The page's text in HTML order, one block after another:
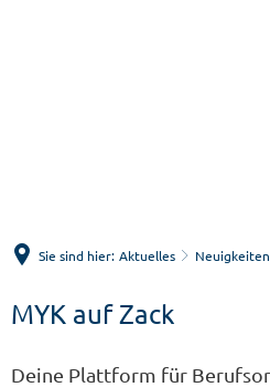
Sie sind hier: Aktuelles Neuigkeiten
MYK auf Zack
Deine Plattform für